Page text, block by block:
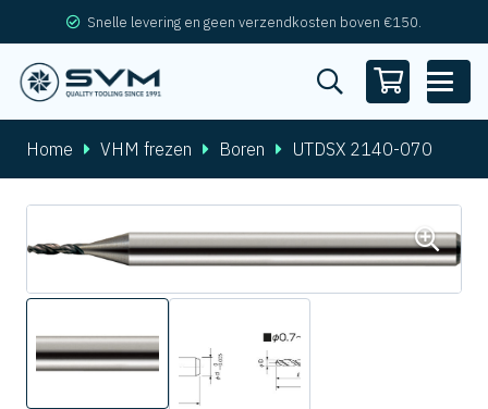
Snelle levering en geen verzendkosten boven €150.
Home VHM frezen Boren UTDSX 2140-070